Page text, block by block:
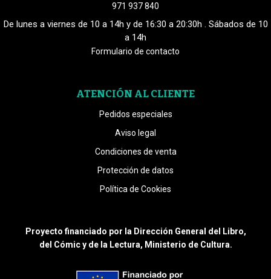
971 937 840
De lunes a viernes de 10 a 14h y de 16:30 a 20:30h . Sábados de 10
a 14h
Formulario de contacto
ATENCIÓN AL CLIENTE
Pedidos especiales
Aviso legal
Condiciones de venta
Protección de datos
Política de Cookies
Proyecto financiado por la Dirección General del Libro,
del Cómic y de la Lectura, Ministerio de Cultura.